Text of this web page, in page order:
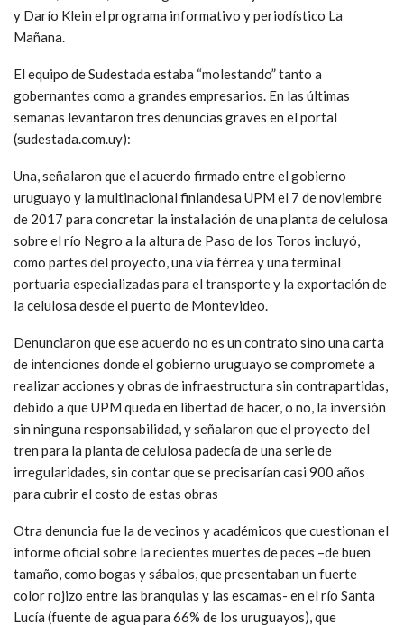
y Darío Klein el programa informativo y periodístico La
Mañana.
El equipo de Sudestada estaba “molestando” tanto a
gobernantes como a grandes empresarios. En las últimas
semanas levantaron tres denuncias graves en el portal
(sudestada.com.uy):
Una, señalaron que el acuerdo firmado entre el gobierno
uruguayo y la multinacional finlandesa UPM el 7 de noviembre
de 2017 para concretar la instalación de una planta de celulosa
sobre el río Negro a la altura de Paso de los Toros incluyó,
como partes del proyecto, una vía férrea y una terminal
portuaria especializadas para el transporte y la exportación de
la celulosa desde el puerto de Montevideo.
Denunciaron que ese acuerdo no es un contrato sino una carta
de intenciones donde el gobierno uruguayo se compromete a
realizar acciones y obras de infraestructura sin contrapartidas,
debido a que UPM queda en libertad de hacer, o no, la inversión
sin ninguna responsabilidad, y señalaron que el proyecto del
tren para la planta de celulosa padecía de una serie de
irregularidades, sin contar que se precisarían casi 900 años
para cubrir el costo de estas obras
Otra denuncia fue la de vecinos y académicos que cuestionan el
informe oficial sobre la recientes muertes de peces –de buen
tamaño, como bogas y sábalos, que presentaban un fuerte
color rojizo entre las branquias y las escamas- en el río Santa
Lucía (fuente de agua para 66% de los uruguayos), que